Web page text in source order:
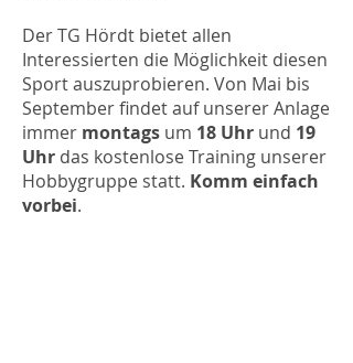
Der TG Hördt bietet allen
Interessierten die Möglichkeit diesen
Sport auszuprobieren. Von Mai bis
September findet auf unserer Anlage
immer montags um 18 Uhr und 19
Uhr das kostenlose Training unserer
Hobbygruppe statt. Komm einfach
vorbei.